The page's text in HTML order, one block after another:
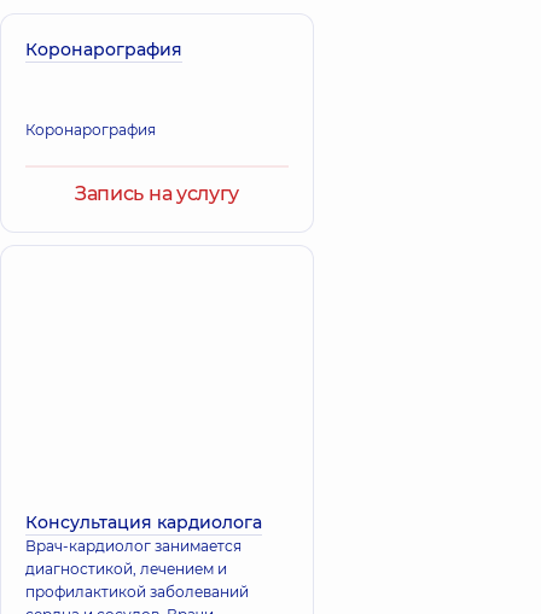
Коронарография
Коронарография
Запись на услугу
Консультация кардиолога
Врач-кардиолог занимается
диагностикой, лечением и
профилактикой заболеваний